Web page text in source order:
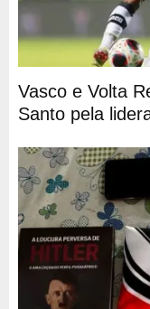
Vasco e Volta
Santo pela